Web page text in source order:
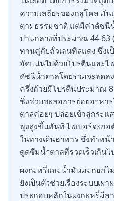
ความเสถียรของกลูโคส มั
ตามธรรมชาติ แต่มีค่าดัชนี
ปานกลางที่ประมาณ 44-63
ทานคู่กับถั่วเลนทิลแดง ซึ่งเ
อัดแน่นไปด้วยโปรตีนและไ
ดัชนีน้ำตาลโดยรวมจะลดล
ครึ่งถ้วยมีโปรตีนประมาณ
ซึ่งช่วยชะลอการย่อยอาหา
ตาลค่อยๆ ปล่อยเข้าสู่กระแ
พุ่งสูงขึ้นทันที ไฟเบอร์จะก่อ
ในทางเดินอาหาร ซึ่งทำหน้
ดูดซึมน้ำตาลที่รวดเร็วเกินไ
ผงกะหรี่และน้ำมันมะกอกไ
ยังเป็นตัวช่วยเรื่องระบบเผ
ประกอบหลักในผงกะหรี่มีส